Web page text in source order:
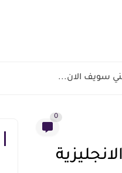
0
في اللغة الانجليزية